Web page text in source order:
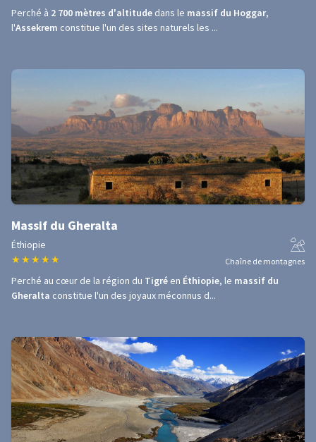
Perché à 2 700 mètres d'altitude dans le massif du Hoggar,
l'Assekrem constitue l'un des sites naturels les ...
Massif du Gheralta
Éthiopie
★ ★ ★ ★ ★ Chaîne de montagnes
Perché au cœur de la région du Tigré en Éthiopie, le massif du
Gheralta constitue l'un des joyaux méconnus d...